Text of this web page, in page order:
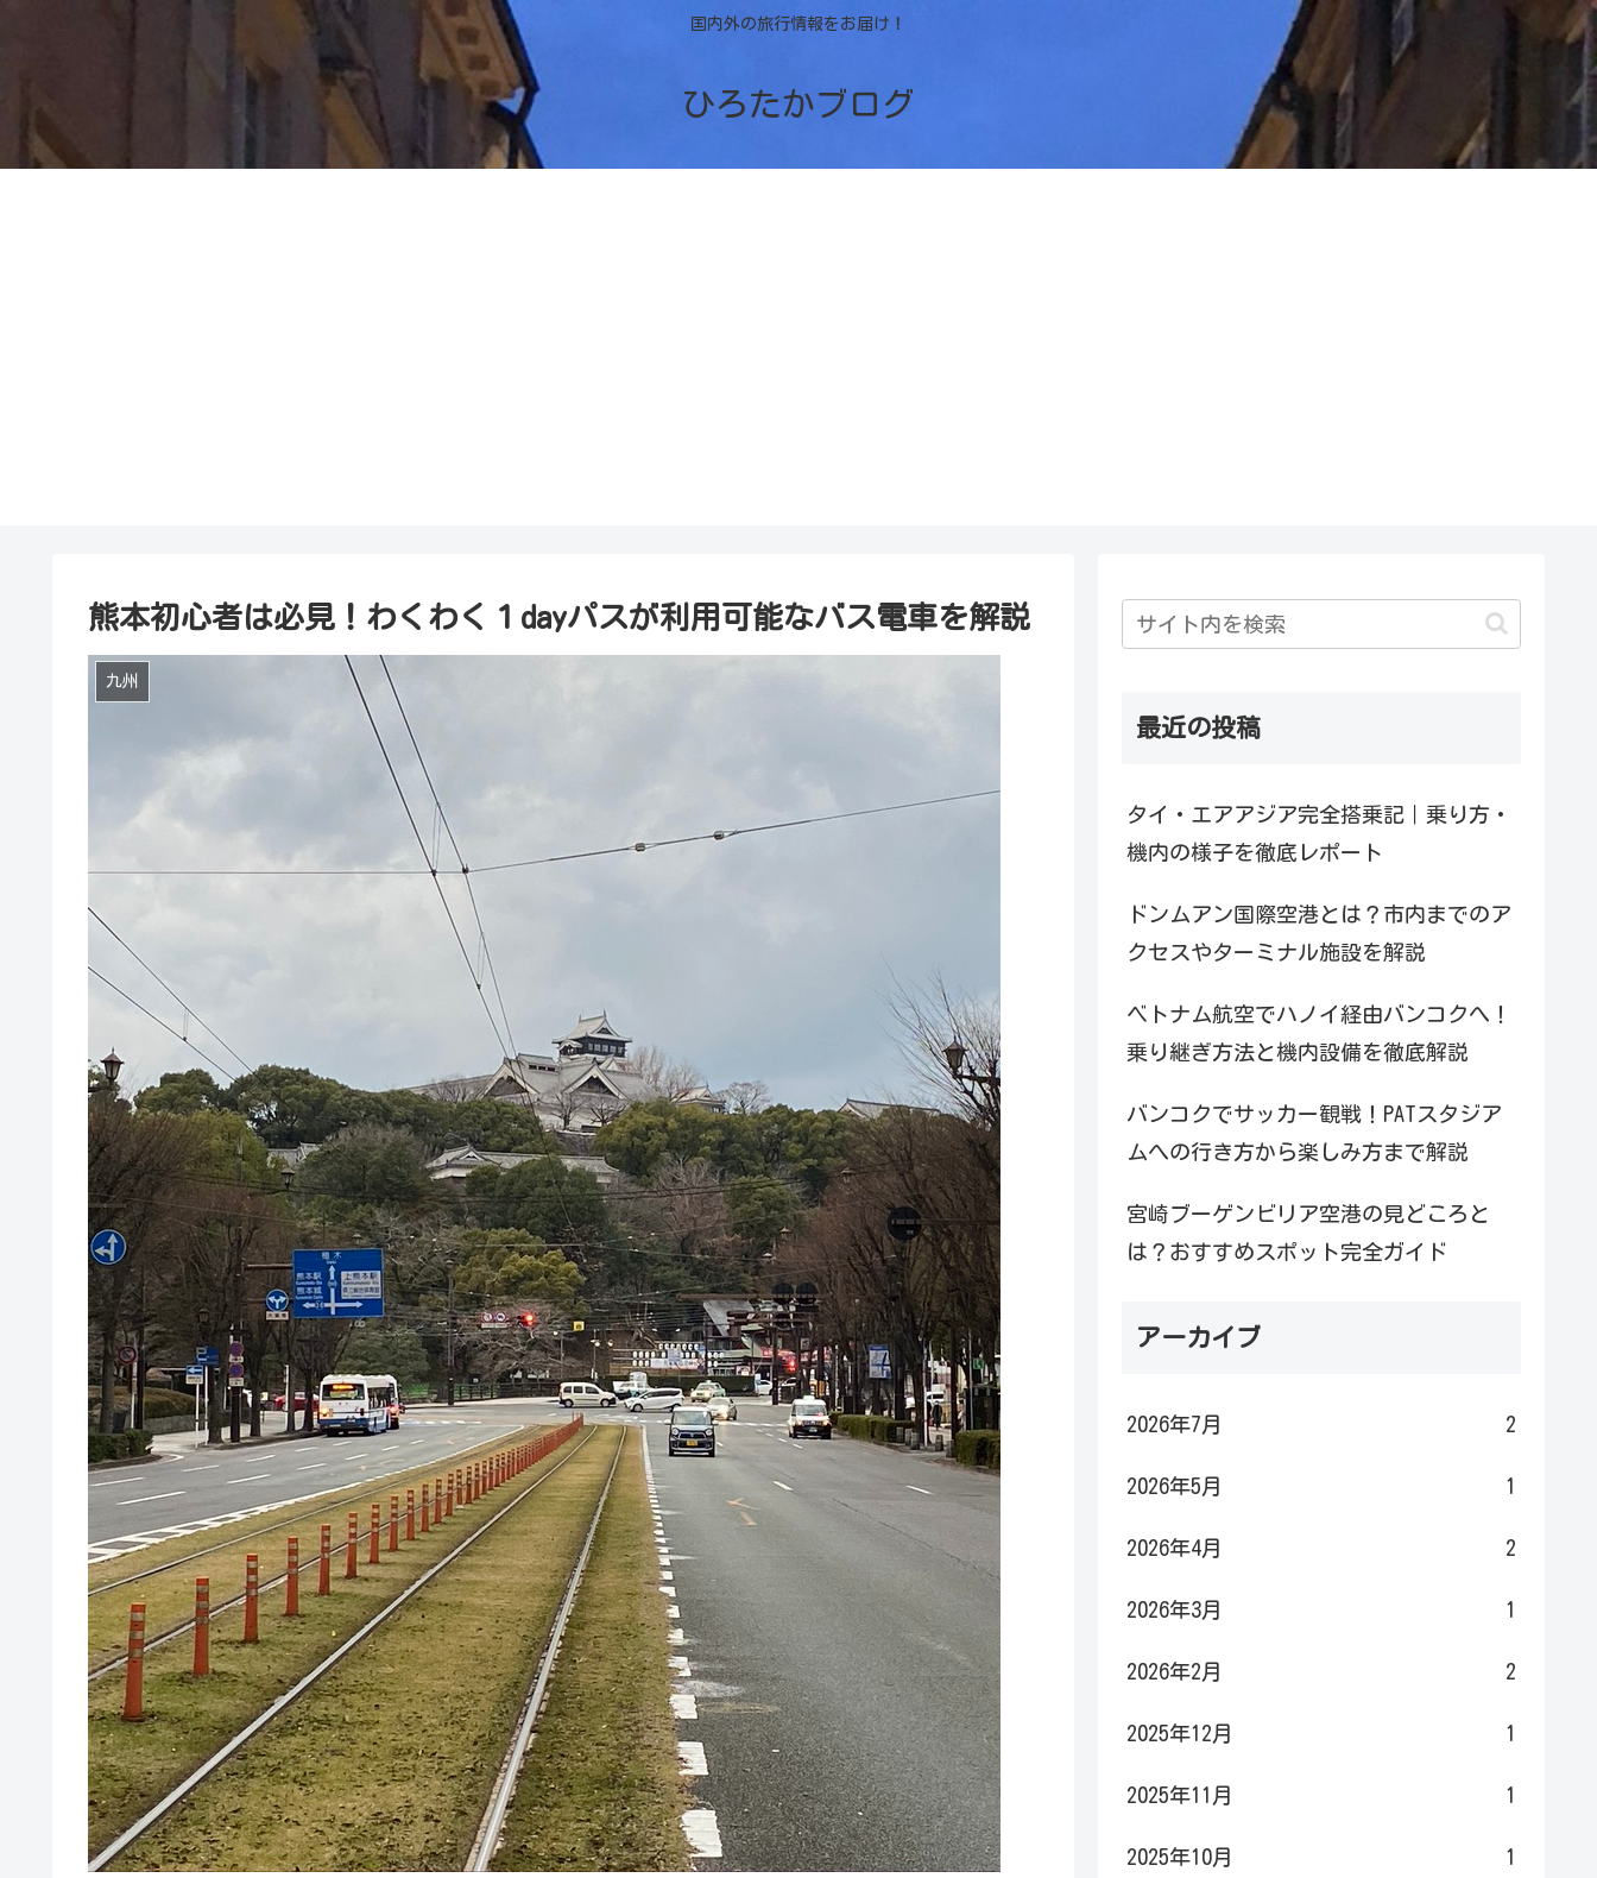
国内外の旅行情報をお届け！
ひろたかブログ
熊本初心者は必見！わくわく１dayパスが利用可能なバス電車を解説
九州
最近の投稿
タイ・エアアジア完全搭乗記｜乗り方・
機内の様子を徹底レポート
ドンムアン国際空港とは？市内までのア
クセスやターミナル施設を解説
ベトナム航空でハノイ経由バンコクへ！
乗り継ぎ方法と機内設備を徹底解説
バンコクでサッカー観戦！PATスタジア
ムへの行き方から楽しみ方まで解説
宮崎ブーゲンビリア空港の見どころと
は？おすすめスポット完全ガイド
アーカイブ
2026年7月 2
2026年5月 1
2026年4月 2
2026年3月 1
2026年2月 2
2025年12月 1
2025年11月 1
2025年10月 1